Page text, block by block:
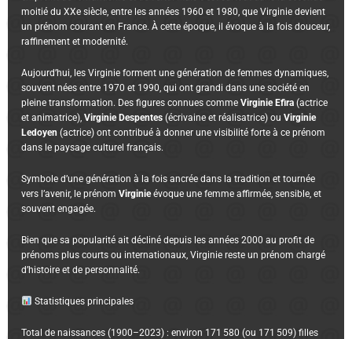
moitié du XXe siècle, entre les années 1960 et 1980, que Virginie devient
un prénom courant en France. À cette époque, il évoque à la fois douceur,
raffinement et modernité.
Aujourd’hui, les Virginie forment une génération de femmes dynamiques,
souvent nées entre 1970 et 1990, qui ont grandi dans une société en
pleine transformation. Des figures connues comme Virginie Efira (actrice
et animatrice), Virginie Despentes (écrivaine et réalisatrice) ouVirginie
Ledoyen (actrice) ont contribué à donner une visibilité forte à ce prénom
dans le paysage culturel français.
Symbole d’une génération à la fois ancrée dans la tradition et tournée
vers l’avenir, le prénomVirginieévoque une femme affirmée, sensible, et
souvent engagée.
Bien que sa popularité ait décliné depuis les années 2000 au profit de
prénoms plus courts ou internationaux, Virginie reste un prénom chargé
d’histoire et de personnalité.
Statistiques principales
Total de naissances (1900–2023) : environ 171 580 (ou 171 509) filles